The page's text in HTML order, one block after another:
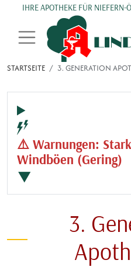
Direkt zum Inhalt
IHRE APOTHEKE FÜR
STARTSEITE 3. GENERATION
⚠️ Warnungen:
Windböen (Gering)
▼
3.